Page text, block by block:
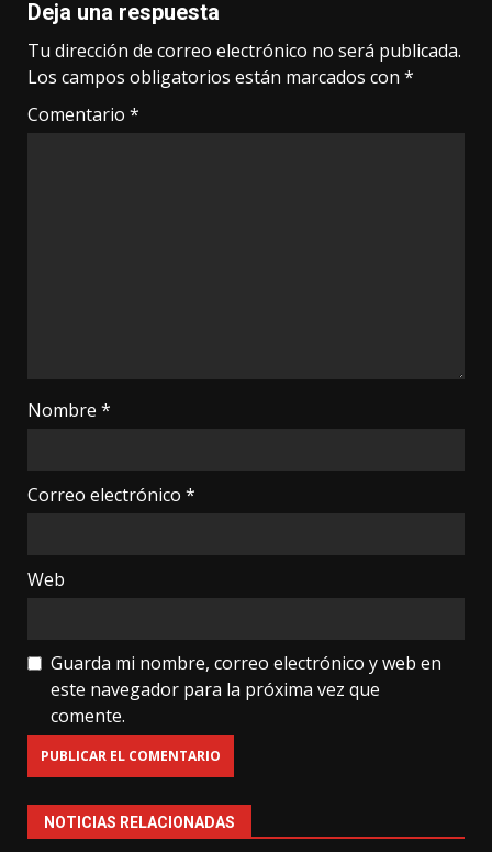
Deja una respuesta
Tu dirección de correo electrónico no será publicada.
Los campos obligatorios están marcados con *
Comentario *
Nombre *
Correo electrónico *
Web
Guarda mi nombre, correo electrónico y web en
este navegador para la próxima vez que
comente.
NOTICIAS RELACIONADAS